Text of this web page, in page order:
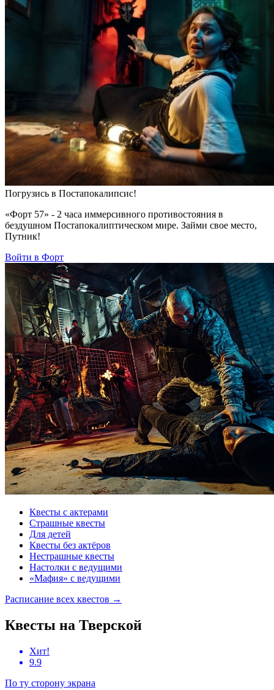
Погрузись в Постапокалипсис!
«Форт 57» - 2 часа иммерсивного противостояния в
бездушном Постапокалиптическом мире. Займи свое место,
Путник!
Войти в Форт
Квесты с актерами
Страшные квесты
Для детей
Квесты без актёров
Нестрашные квесты
Настолки с ведущими
«Мафия» с ведущими
Расписание всех квестов →
Квесты на Тверской
Хит!
9.9
По ту сторону экрана